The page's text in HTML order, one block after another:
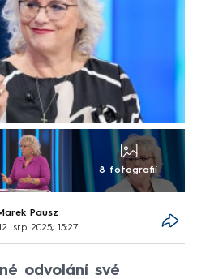
8 fotografií
Pausz
srp 2025, 15:27
odvolání své